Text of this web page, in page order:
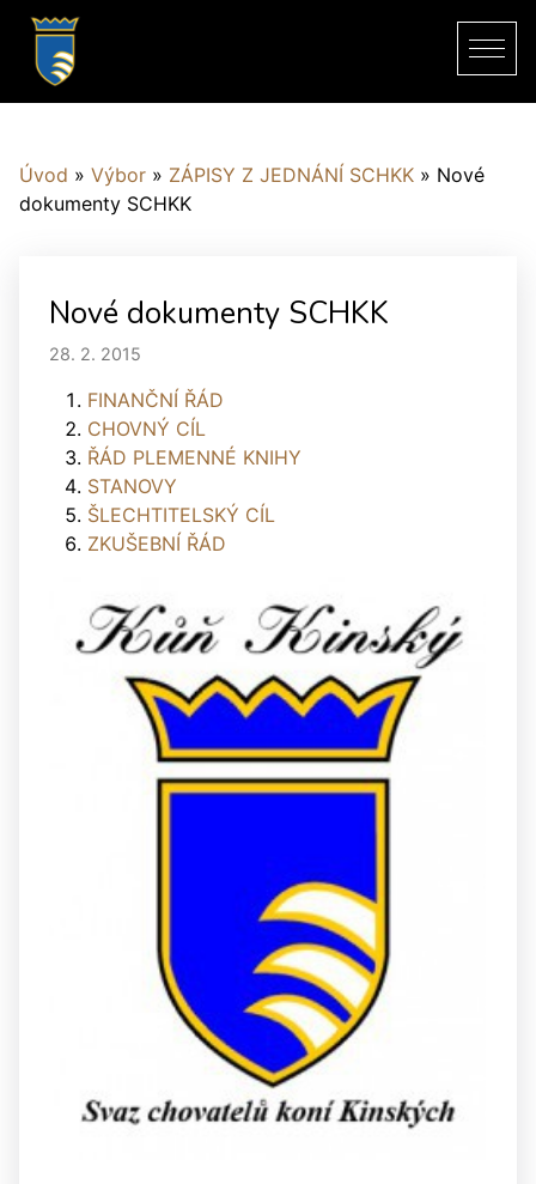
Úvod » Výbor » ZÁPISY Z JEDNÁNÍ SCHKK » Nové
dokumenty SCHKK
Nové dokumenty SCHKK
28. 2. 2015
FINANČNÍ ŘÁD
CHOVNÝ CÍL
ŘÁD PLEMENNÉ KNIHY
STANOVY
ŠLECHTITELSKÝ CÍL
ZKUŠEBNÍ ŘÁD